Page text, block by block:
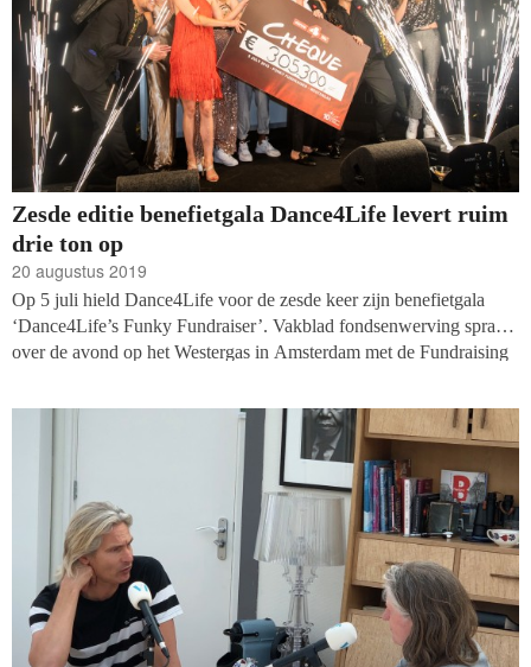
Zesde editie benefietgala Dance4Life levert ruim
drie ton op
20 augustus 2019
Op 5 juli hield Dance4Life voor de zesde keer zijn benefietgala
‘Dance4Life’s Funky Fundraiser’. Vakblad fondsenwerving sprak
over de avond op het Westergas in Amsterdam met de Fundraising
van de gala-avond voor haar rekening nam.